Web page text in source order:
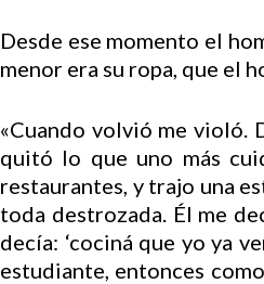
Desde ese momento el
menor era su ropa, que el
«Cuando volvió me violó.
quitó lo que uno más
restaurantes, y trajo una
toda destrozada. Él me
decía: ‘cociná que yo ya
estudiante, entonces